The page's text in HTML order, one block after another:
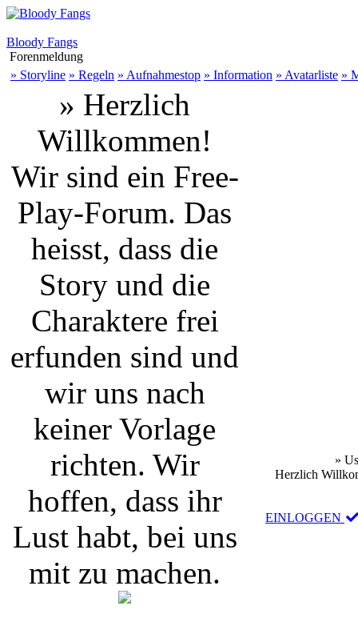
Bloody Fangs
Forenmeldung
» Storyline » Regeln » Aufnahmestop » Information » Avatarliste »
» Herzlich
Willkommen!
Wir sind ein Free-
Play-Forum. Das
heisst, dass die
Story und die
Charaktere frei
erfunden sind und
wir uns nach
keiner Vorlage
richten. Wir
hoffen, dass ihr
Lust habt, bei uns
mit zu machen.
»
Herzlich
EINLOGGEN